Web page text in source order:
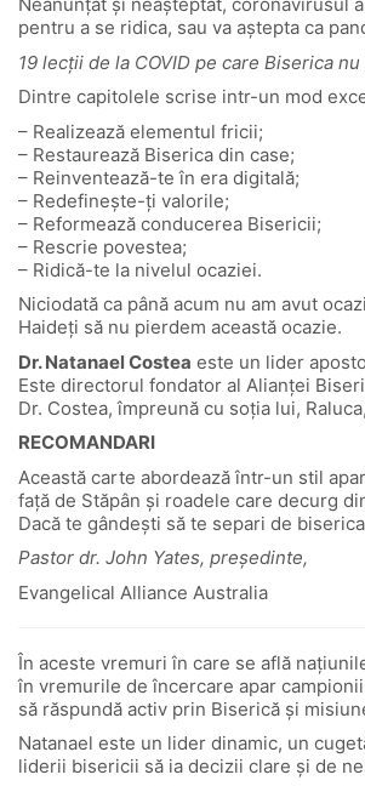
Neanunţat şi neaşteptat, coronavirusul
pentru a se ridica, sau va aştepta ca
19 lecţii de la COVID pe care Biserica
Dintre capitolele scrise intr-un mod
– Realizează elementul fricii;
– Restaurează Biserica din case;
– Reinventează-te în era digitală;
– Redefineşte-ţi valorile;
– Reformează conducerea Bisericii;
– Rescrie povestea;
– Ridică-te la nivelul ocaziei.
Niciodată ca până acum nu am avut
Haideţi să nu pierdem această ocazie.
Dr. Natanael Costea este un lider
Este directorul fondator al Alianţei
Dr. Costea, împreună cu soţia lui,
RECOMANDARI
Această carte abordează într-un stil
față de Stăpân și roadele care decurg
Dacă te gândești să te separi de
Pastor dr. John Yates, președinte,
Evangelical Alliance Australia
În aceste vremuri în care se află
în vremurile de încercare apar
să răspundă activ prin Biserică și
Natanael este un lider dinamic, un
liderii bisericii să ia decizii clare și de